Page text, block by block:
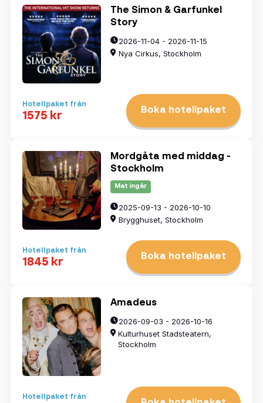
The Simon & Garfunkel
Story
2026-11-04 - 2026-11-15
Nya Cirkus, Stockholm
Hotellpaket från
1575 kr Boka hotellpaket
Mordgåta med middag -
Stockholm
Mat ingår
2025-09-13 - 2026-10-10
Brygghuset, Stockholm
Hotellpaket från
1845 kr Boka hotellpaket
Amadeus
2026-09-03 - 2026-10-16
Kulturhuset Stadsteatern,
Stockholm
Hotellpaket från